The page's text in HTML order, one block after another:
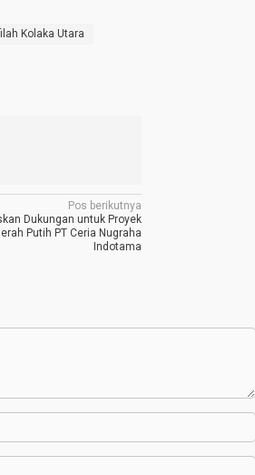
Kolaka Utara
Pos berikutnya
Dukungan untuk Proyek
Putih PT Ceria Nugraha
Indotama